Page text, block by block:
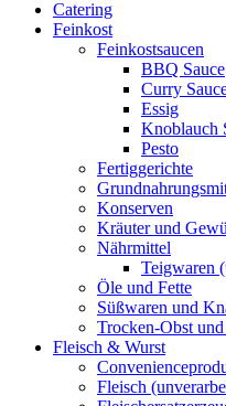
Catering
Feinkost
Feinkostsaucen
BBQ Sauce
Curry
Essig
Knoblauch
Pesto
Fertiggerichte
Konserven
Kräuter und
Nährmittel
Teigwaren
Öle und Fette
Süßwaren und
Trocken-Obst
Fleisch & Wurst
Fleisch